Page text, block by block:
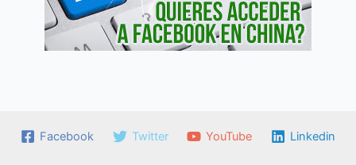
Facebook Twitter YouTube Linkedin